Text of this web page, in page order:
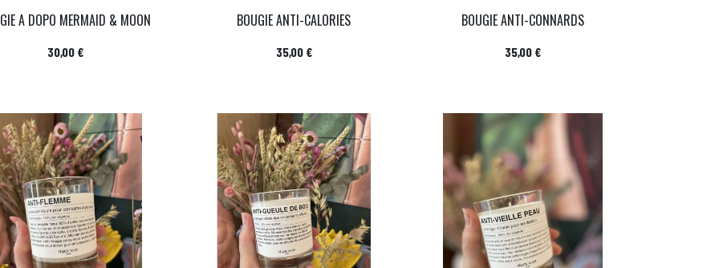
A DOPO MERMAID & MOON
Prix
30,00 €
BOUGIE ANTI-CALORIES
Prix
35,00 €
BOUGIE ANTI-CONNARDS
Prix
35,00 €